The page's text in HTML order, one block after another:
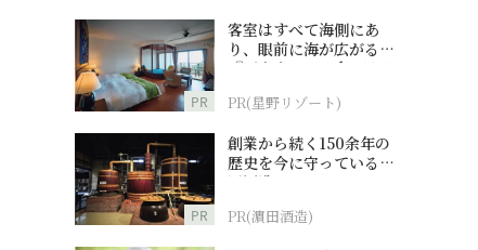
PR
客室はすべて海側にあ
り、眼前に海が広がる
『西表島ホテル by 星野
PR(星野リゾート)
PR
創業から続く150余年の
歴史を今に守っている濵
田酒造
PR(濵田酒造)